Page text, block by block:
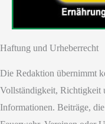
Haftung und Urheberrecht
Die Redaktion übernimmt
Vollständigkeit, Richtigkeit
Informationen. Beiträge,